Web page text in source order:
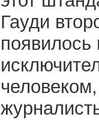
Гауди
появилось